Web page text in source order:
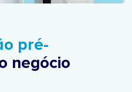
pré-
negócio